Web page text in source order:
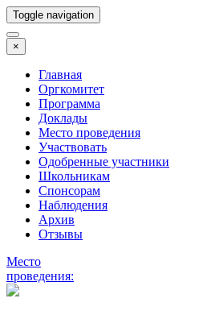
Toggle navigation
×
Главная
Оргкомитет
Программа
Доклады
Место проведения
Участвовать
Одобренные участники
Школьникам
Спонсорам
Наблюдения
Архив
Отзывы
Место
проведения: